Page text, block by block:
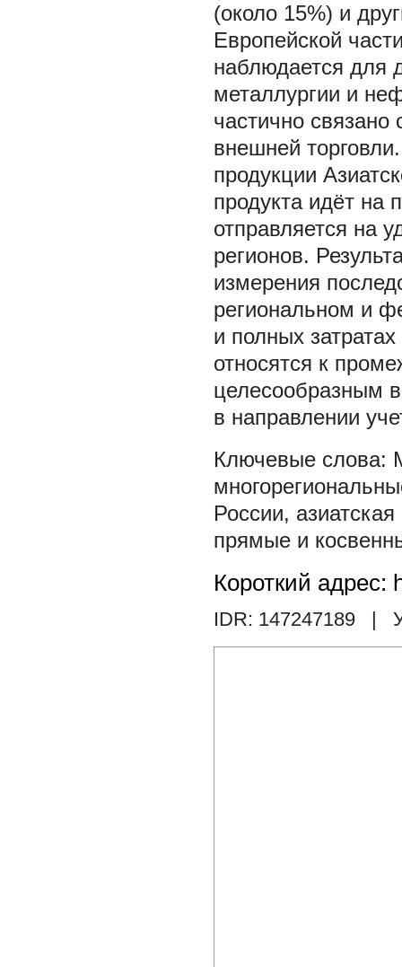
(около 15%) и
Европейской
наблюдается для
металлургии и
частично связано
внешней
продукции
продукта идёт на
отправляется на
регионов.
измерения
региональном и
и полных
относятся к
целесообразным
в направлении
России,
прямые и
Короткий адрес:
IDR: 147247189 |